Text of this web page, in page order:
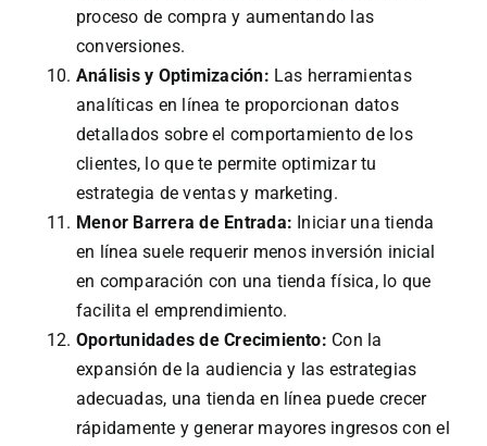
proceso de compra y aumentando las
conversiones.
Análisis y Optimización: Las herramientas
analíticas en línea te proporcionan datos
detallados sobre el comportamiento de los
clientes, lo que te permite optimizar tu
estrategia de ventas y marketing.
Menor Barrera de Entrada: Iniciar una tienda
en línea suele requerir menos inversión inicial
en comparación con una tienda física, lo que
facilita el emprendimiento.
Oportunidades de Crecimiento: Con la
expansión de la audiencia y las estrategias
adecuadas, una tienda en línea puede crecer
rápidamente y generar mayores ingresos con el